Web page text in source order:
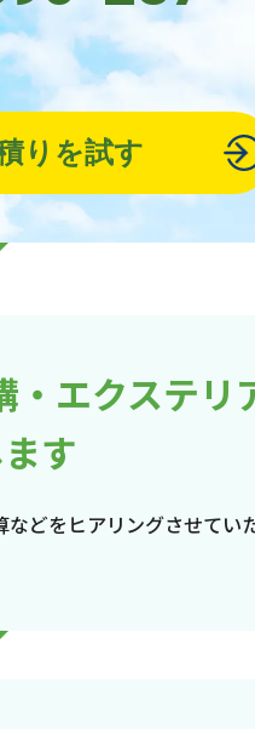
りを試す
・エクステリ
す
どをヒアリングさせてい